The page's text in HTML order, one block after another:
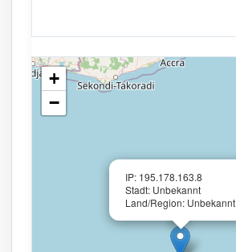
IP: 195.178.163.8
Stadt: Unbekannt
Land/Region: Unbekannt
+
−